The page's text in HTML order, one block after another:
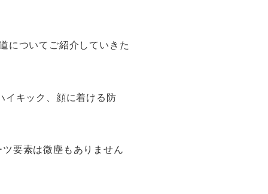
についてご紹介していきた
イキック、顔に着ける防
要素は微塵もありません